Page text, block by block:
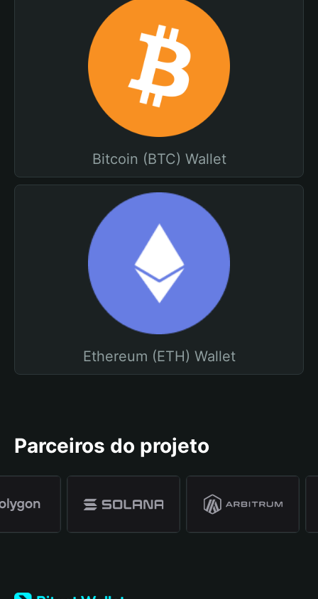
Bitcoin (BTC) Wallet
Ethereum (ETH) Wallet
Parceiros do projeto